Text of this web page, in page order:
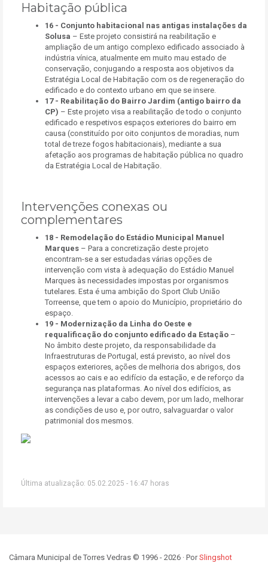
Habitação pública
16 - Conjunto habitacional nas antigas instalações da
Solusa – Este projeto consistirá na reabilitação e
ampliação de um antigo complexo edificado associado à
indústria vínica, atualmente em muito mau estado de
conservação, conjugando a resposta aos objetivos da
Estratégia Local de Habitação com os de regeneração do
edificado e do contexto urbano em que se insere.
17 - Reabilitação do Bairro Jardim (antigo bairro da
CP) – Este projeto visa a reabilitação de todo o conjunto
edificado e respetivos espaços exteriores do bairro em
causa (constituído por oito conjuntos de moradias, num
total de treze fogos habitacionais), mediante a sua
afetação aos programas de habitação pública no quadro
da Estratégia Local de Habitação.
Intervenções conexas ou
complementares
18 - Remodelação do Estádio Municipal Manuel
Marques – Para a concretização deste projeto
encontram-se a ser estudadas várias opções de
intervenção com vista à adequação do Estádio Manuel
Marques às necessidades impostas por organismos
tutelares. Esta é uma ambição do Sport Club União
Torreense, que tem o apoio do Município, proprietário do
espaço.
19 - Modernização da Linha do Oeste e
requalificação do conjunto edificado da Estação –
No âmbito deste projeto, da responsabilidade da
Infraestruturas de Portugal, está previsto, ao nível dos
espaços exteriores, ações de melhoria dos abrigos, dos
acessos ao cais e ao edifício da estação, e de reforço da
segurança nas plataformas. Ao nível dos edifícios, as
intervenções a levar a cabo devem, por um lado, melhorar
as condições de uso e, por outro, salvaguardar o valor
patrimonial dos mesmos.
Última atualização: 05.02.2025 - 16:47 horas
Câmara Municipal de Torres Vedras © 1996 - 2026 · PorSlingshot